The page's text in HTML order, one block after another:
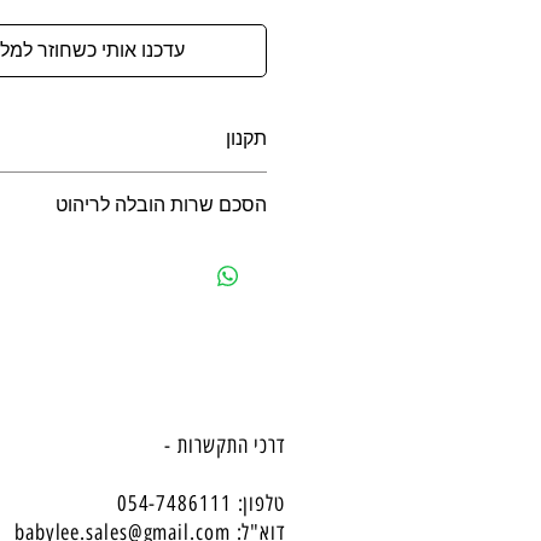
עדכנו אותי כשחוזר
תקנון
הסכם שרות הובלה לריהוט
דרכי התקשרות -
טלפון: 054-7486111
דוא"ל: babylee.sales@gmail.com